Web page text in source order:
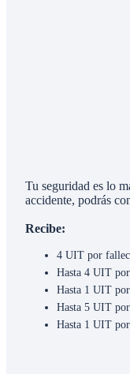
Tu seguridad es lo
accidente, podrás
Recibe:
4 UIT por
Hasta 4 UIT
Hasta 1 UIT
Hasta 5 UIT
Hasta 1 UIT